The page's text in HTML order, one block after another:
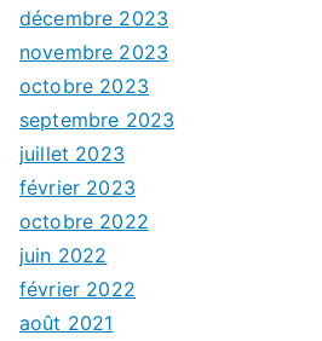
décembre 2023
novembre 2023
octobre 2023
septembre 2023
juillet 2023
février 2023
octobre 2022
juin 2022
février 2022
août 2021